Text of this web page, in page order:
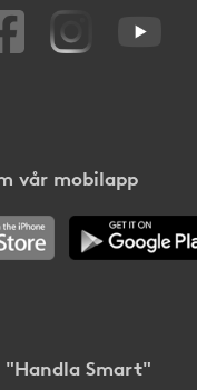
vår mobilapp
Smart"